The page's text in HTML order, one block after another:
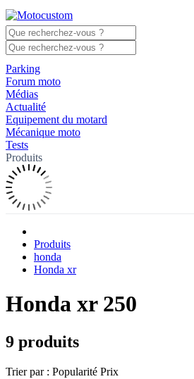
Parking
Forum moto
Médias
Actualité
Equipement du motard
Mécanique moto
Tests
Produits
Produits
honda
Honda xr
Honda xr 250
9 produits
Trier par : Popularité Prix